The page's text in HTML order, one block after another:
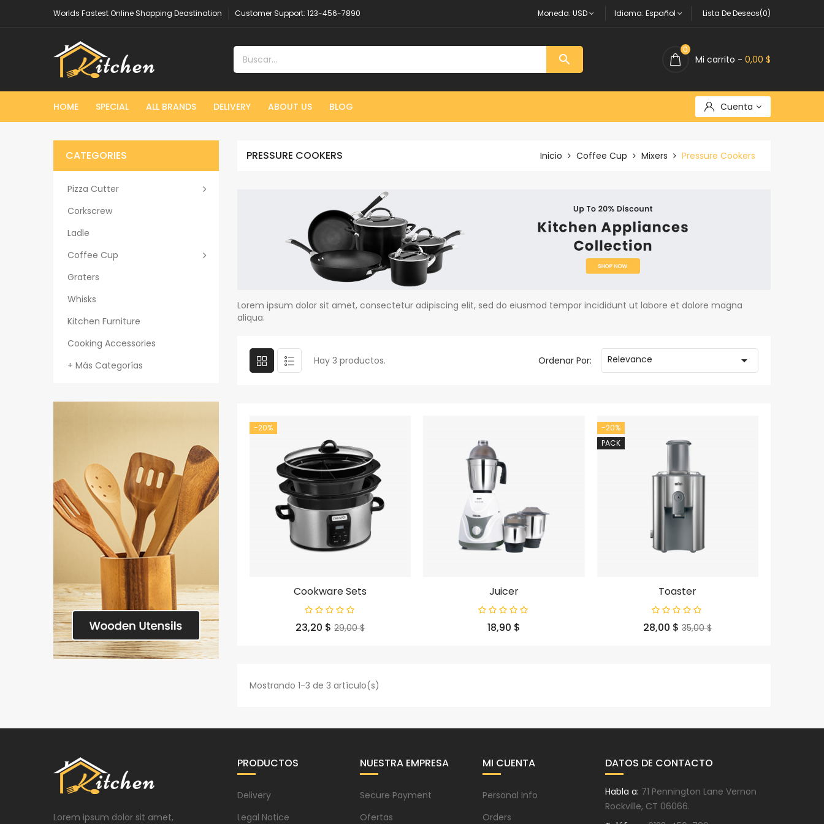
Worlds Fastest Online Shopping Deastination Customer Support: 123-456-7890 Moneda: USD Idioma: Español Lista De Deseos(0)
 Mi carrito - 0,00 $
0
HOME SPECIAL ALL BRANDS DELIVERY ABOUT US BLOG Cuenta
CATEGORIES
Pizza Cutter
Corkscrew
Ladle
Coffee Cup
Graters
Whisks
Kitchen Furniture
Cooking Accessories
+ Más Categorías
PRESSURE COOKERS Inicio Coffee Cup Mixers Pressure Cookers
Lorem ipsum dolor sit amet, consectetur adipiscing elit, sed do eiusmod tempor incididunt ut labore et dolore magna
aliqua.
Hay 3 productos. Ordenar Por: Relevance 
-20%
Cookware Sets
Precio
23,20 $ Precio
29,00 $
Juicer
Precio
18,90 $
-20%
PACK
Toaster
Precio
28,00 $ Precio
35,00 $
Mostrando 1-3 de 3 artículo(s)
Lorem ipsum dolor sit amet,
PRODUCTOS
Delivery
Legal Notice
NUESTRA EMPRESA
Secure Payment
Ofertas
MI CUENTA
Personal Info
Orders
DATOS DE CONTACTO
Habla a: 71 Pennington Lane Vernon
Rockville, CT 06066.